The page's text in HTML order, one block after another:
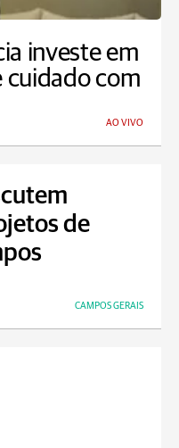
investe em
cuidado com
AO VIVO
de
CAMPOS GERAIS